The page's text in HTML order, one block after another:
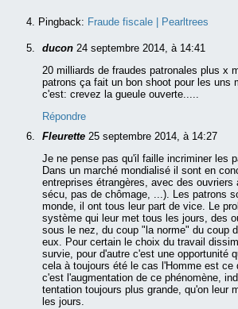
Pingback: Fraude fiscale | Pearltrees
ducon 24 septembre 2014, à 14:41
20 milliards de fraudes patronales plus x
patrons ça fait un bon shoot pour les uns
c'est: crevez la gueule ouverte.....
Répondre
Fleurette 25 septembre 2014, à 14:27
Je ne pense pas qu'il faille incriminer les
Dans un marché mondialisé il sont en
entreprises étrangères, avec des ouvriers
sécu, pas de chômage, ...). Les patrons
monde, il ont tous leur part de vice. Le
système qui leur met tous les jours, des
sous le nez, du coup "la norme" du coup
eux. Pour certain le choix du travail
survie, pour d'autre c'est une opportunité
cela à toujours été le cas l'Homme est ce
c'est l'augmentation de ce phénomène,
tentation toujours plus grande, qu'on leur
les jours.